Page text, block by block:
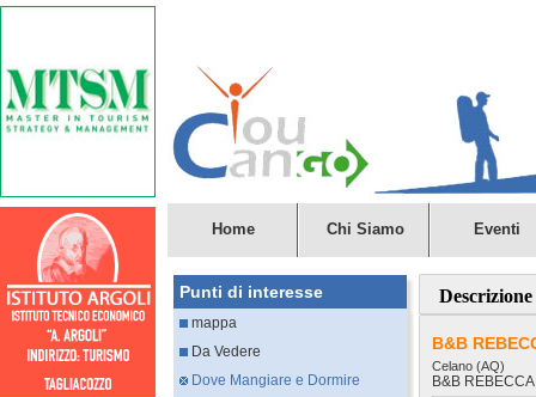
Home Chi Siamo Eventi
Punti di interesse
mappa
Da Vedere
Dove Mangiare e Dormire
Descrizione
B&B
Celano (AQ)
B&B